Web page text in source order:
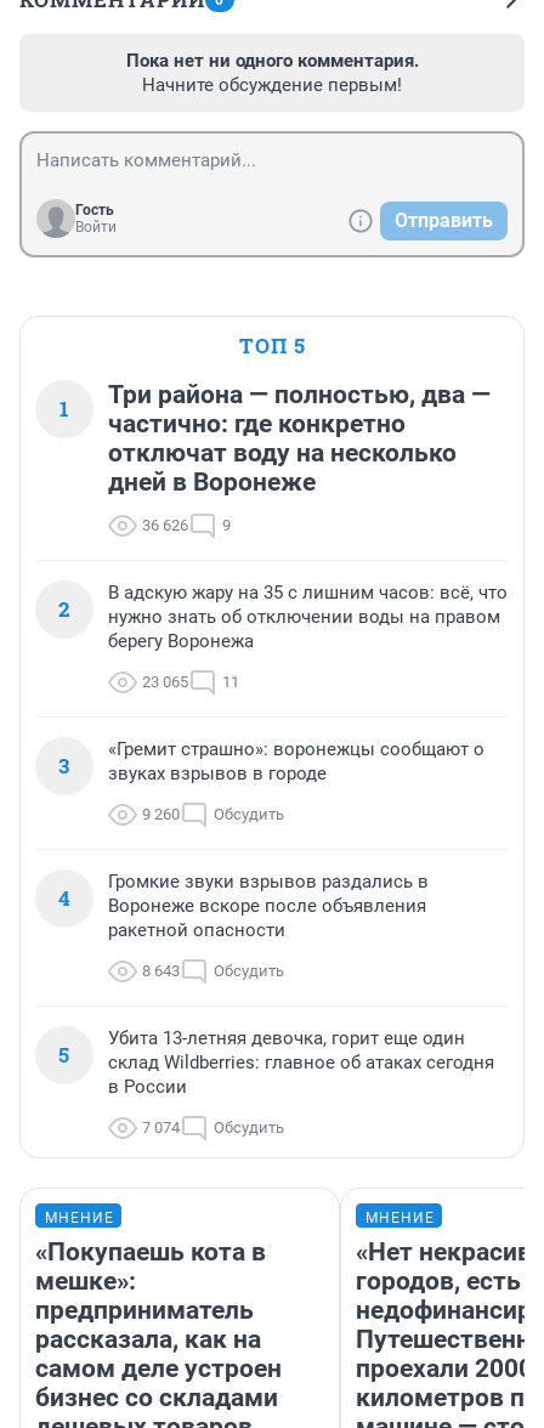
Пока нет ни одного комментария.
Начните обсуждение первым!
Гость
Войти
Отправить
ТОП 5
1
Три района — полностью, два —
частично: где конкретно
отключат воду на несколько
дней в Воронеже
36 626 9
2
В адскую жару на 35 с лишним часов: всё, что
нужно знать об отключении воды на правом
берегу Воронежа
23 065 11
3
«Гремит страшно»: воронежцы сообщают о
звуках взрывов в городе
9 260 Обсудить
4
Громкие звуки взрывов раздались в
Воронеже вскоре после объявления
ракетной опасности
8 643 Обсудить
5
Убита 13-летняя девочка, горит еще один
склад Wildberries: главное об атаках сегодня
в России
7 074 Обсудить
МНЕНИЕ
«Покупаешь кота в
мешке»:
предприниматель
рассказала, как на
самом деле устроен
бизнес со складами
МНЕНИЕ
«Нет
городов, есть
проехали 2000
километров по